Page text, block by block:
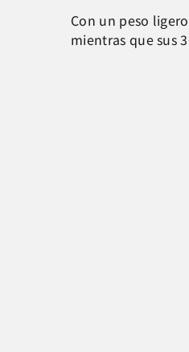
Con un peso
mientras que sus